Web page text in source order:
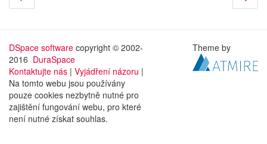
DSpace software copyright © 2002-
2016 DuraSpace
Kontaktujte nás | Vyjádření názoru |
Na tomto webu jsou používány
pouze cookies nezbytně nutné pro
zajištění fungování webu, pro které
není nutné získat souhlas.
Theme by